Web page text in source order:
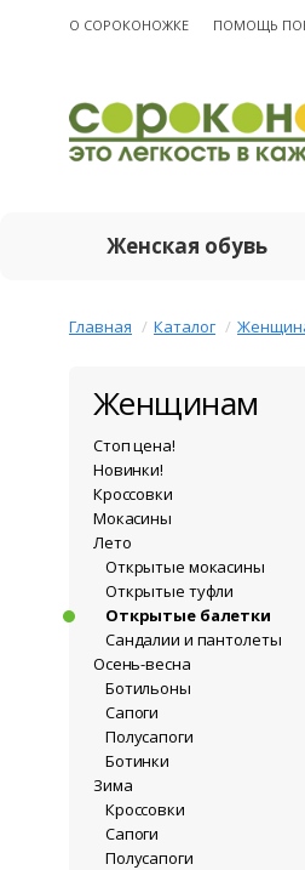
О CОРОКОНОЖКЕ ПОМОЩЬ
Женская обувь
Главная Каталог
Женщинам
Стоп цена!
Новинки!
Кроссовки
Мокасины
Лето
Открытые мокасины
Открытые туфли
Открытые балетки
Сандалии и пантолеты
Осень-весна
Ботильоны
Сапоги
Полусапоги
Ботинки
Зима
Кроссовки
Сапоги
Полусапоги